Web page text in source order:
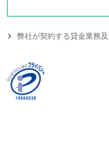
弊社が契約する貸金業務